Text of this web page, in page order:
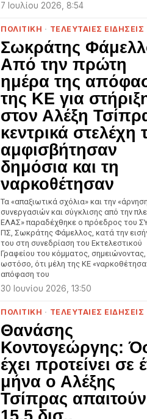
7 Ιουλίου 2026, 8:54
ΠΟΛΙΤΙΚΗ · ΤΕΛΕΥΤΑΙΕΣ ΕΙΔΗΣΕΙΣ
Σωκράτης
Από την πρώτη
ημέρα της
της ΚΕ για
στον Αλέξη
κεντρικά στελέχη
αμφισβήτησαν
δημόσια και τη
ναρκοθέτησαν
Τα «απαξιωτικά σχόλια» και την
συνεργασιών και σύγκλισης από την
ΕΛΑΣ» παραδέχθηκε ο πρόεδρος του
ΠΣ, Σωκράτης Φάμελλος, κατά την
του στη συνεδρίαση του Εκτελεστικού
Γραφείου του κόμματος, σημειώνοντας,
ωστόσο, ότι μέλη της ΚΕ
απόφαση του
30 Ιουνίου 2026, 13:50
ΠΟΛΙΤΙΚΗ · ΤΕΛΕΥΤΑΙΕΣ ΕΙΔΗΣΕΙΣ
Θανάσης
Κοντογεώργης:
έχει προτείνει σε
μήνα ο Αλέξης
Τσίπρας απαιτούν